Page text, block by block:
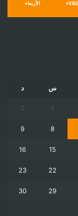
الثلاثاء الأربعاء
س د
1
2
8
9
15
16
22
23
29
30